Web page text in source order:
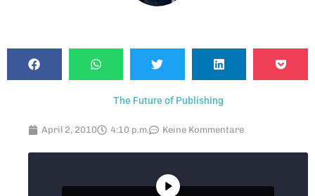
The Future of Publishing
April 2, 2010 4:10 p.m. Keine Kommentare